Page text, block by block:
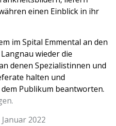
einen Einblick in ihr
im Spital Emmental an den
wieder die
denen Spezialistinnen und
halten und
Publikum beantworten.
2022